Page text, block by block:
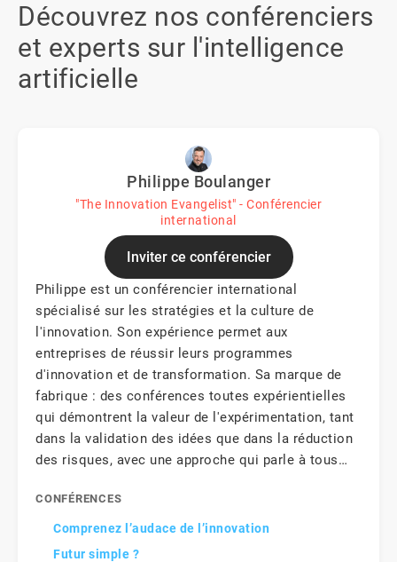
Découvrez nos conférenciers
et experts sur l'intelligence
artificielle
Philippe Boulanger
"The Innovation Evangelist" - Conférencier
international
Inviter ce conférencier
Philippe est un conférencier international
spécialisé sur les stratégies et la culture de
l'innovation. Son expérience permet aux
entreprises de réussir leurs programmes
d'innovation et de transformation. Sa marque de
fabrique : des conférences toutes expérientielles
qui démontrent la valeur de l'expérimentation, tant
dans la validation des idées que dans la réduction
des risques, avec une approche qui parle à tous…
CONFÉRENCES
Comprenez l’audace de l’innovation
Futur simple ?